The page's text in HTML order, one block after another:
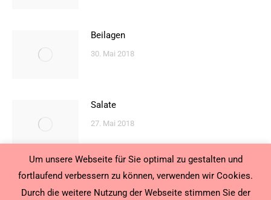
Beilagen
30. Mai 2018
Salate
27. Mai 2018
Um unsere Webseite für Sie optimal zu gestalten und
fortlaufend verbessern zu können, verwenden wir Cookies.
Durch die weitere Nutzung der Webseite stimmen Sie der